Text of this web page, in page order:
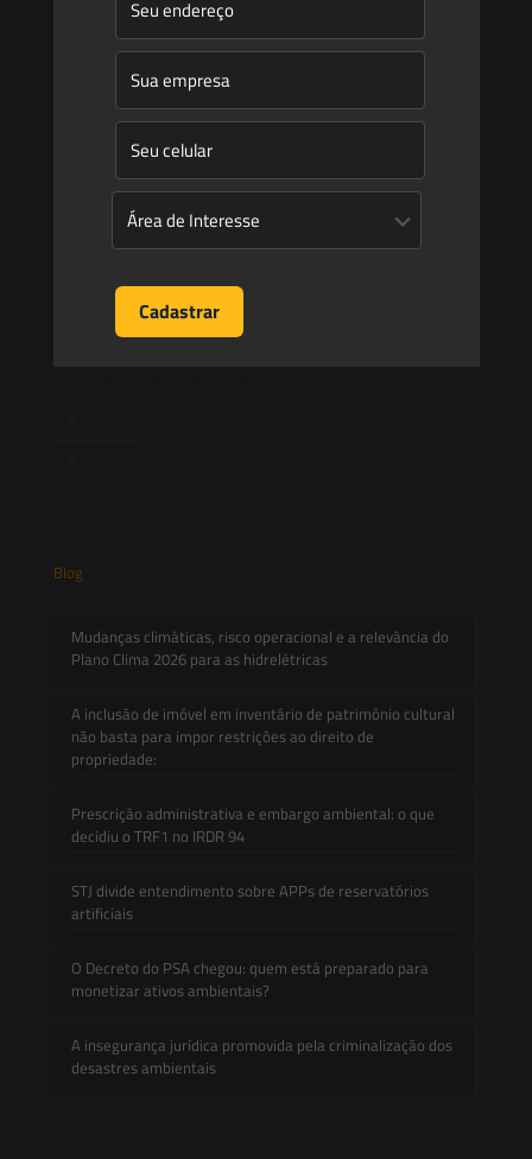
Quem Somos
Atuação
Equipe
Newsletter
Publicações
Artigos
Blog
Mudanças climáticas, risco operacional e a relevância do
Plano Clima 2026 para as hidrelétricas
A inclusão de imóvel em inventário de patrimônio cultural
não basta para impor restrições ao direito de
propriedade:
Prescrição administrativa e embargo ambiental: o que
decidiu o TRF1 no IRDR 94
STJ divide entendimento sobre APPs de reservatórios
artificiais
O Decreto do PSA chegou: quem está preparado para
monetizar ativos ambientais?
A insegurança jurídica promovida pela criminalização dos
desastres ambientais